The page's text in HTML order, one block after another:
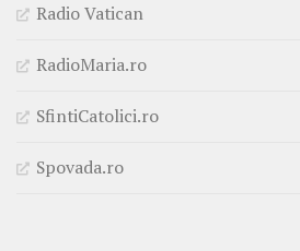
Radio Vatican
RadioMaria.ro
SfintiCatolici.ro
Spovada.ro